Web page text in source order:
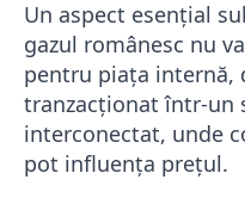
Un aspect esențial
gazul românesc nu
pentru piața internă,
tranzacționat într-un
interconectat, unde
pot influența prețul.